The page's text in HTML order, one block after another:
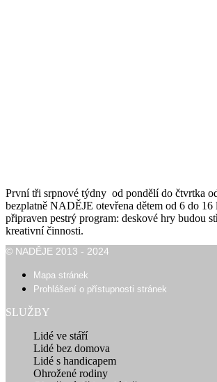
První tři srpnové týdny od pondělí do čtvrtka
bezplatně NADĚJE otevřena dětem od 6 do
připraven pestrý program: deskové hry budou
kreativní činnosti.
© NADĚJE 2013 - 2024
Mapa stránek
Prohlášení o přístupnosti stránek
SLUŽBY
Lidé ve stáří
Lidé bez domova
Lidé s handicapem
Ohrožené rodiny